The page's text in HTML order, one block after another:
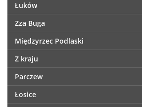
Łuków
Zza Buga
Międzyrzec Podlaski
Z kraju
Parczew
Łosice